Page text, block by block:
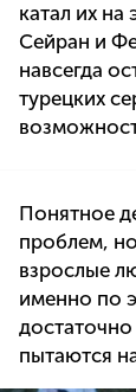
катал их
Сейран и
навсегда
турецких
Понятное
проблем,
взрослые
именно по
пытаются